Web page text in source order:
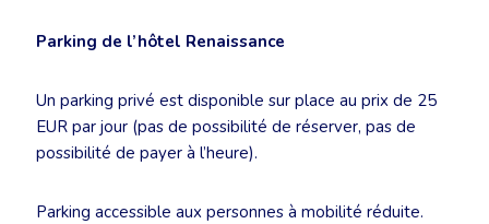
Parking de l’hôtel Renaissance
Un parking privé est disponible sur place au prix de 25
EUR par jour (pas de possibilité de réserver, pas de
possibilité de payer à l’heure).
Parking accessible aux personnes à mobilité réduite.